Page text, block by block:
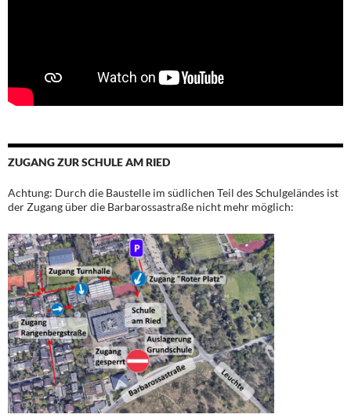
ZUGANG ZUR SCHULE AM RIED
Achtung: Durch die Baustelle im südlichen Teil des Schulgeländes ist
der Zugang über die Barbarossastraße nicht mehr möglich: